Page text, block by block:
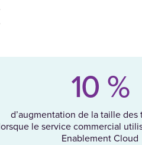
10 %
d’augmentation de la taille des
le service commercial
Enablement Cloud